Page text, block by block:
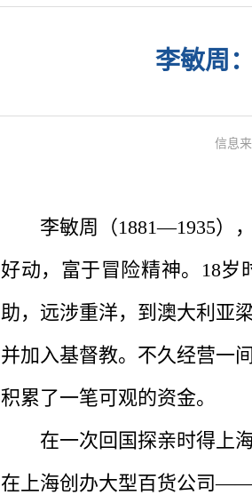
李敏周
信息
李敏周（1881—1935），
好动，富于冒险精神。18
助，远涉重洋，到澳大利亚
并加入基督教。不久经营一
积累了一笔可观的资金。
在一次回国探亲时得上海
在上海创办大型百货公司